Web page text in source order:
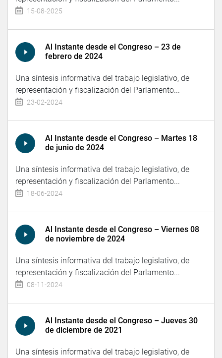
15-08-2025
Al Instante desde el Congreso – 23 de
febrero de 2024
Una síntesis informativa del trabajo legislativo, de
representación y fiscalización del Parlamento...
23-02-2024
Al Instante desde el Congreso – Martes 18
de junio de 2024
Una síntesis informativa del trabajo legislativo, de
representación y fiscalización del Parlamento...
18-06-2024
Al Instante desde el Congreso – Viernes 08
de noviembre de 2024
Una síntesis informativa del trabajo legislativo, de
representación y fiscalización del Parlamento...
08-11-2024
Al Instante desde el Congreso – Jueves 30
de diciembre de 2021
Una síntesis informativa del trabajo legislativo, de